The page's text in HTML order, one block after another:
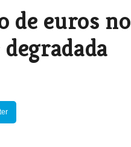
de euros